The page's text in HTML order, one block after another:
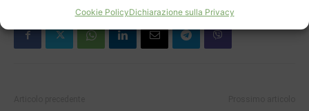
Cookie PolicyDichiarazione sulla Privacy